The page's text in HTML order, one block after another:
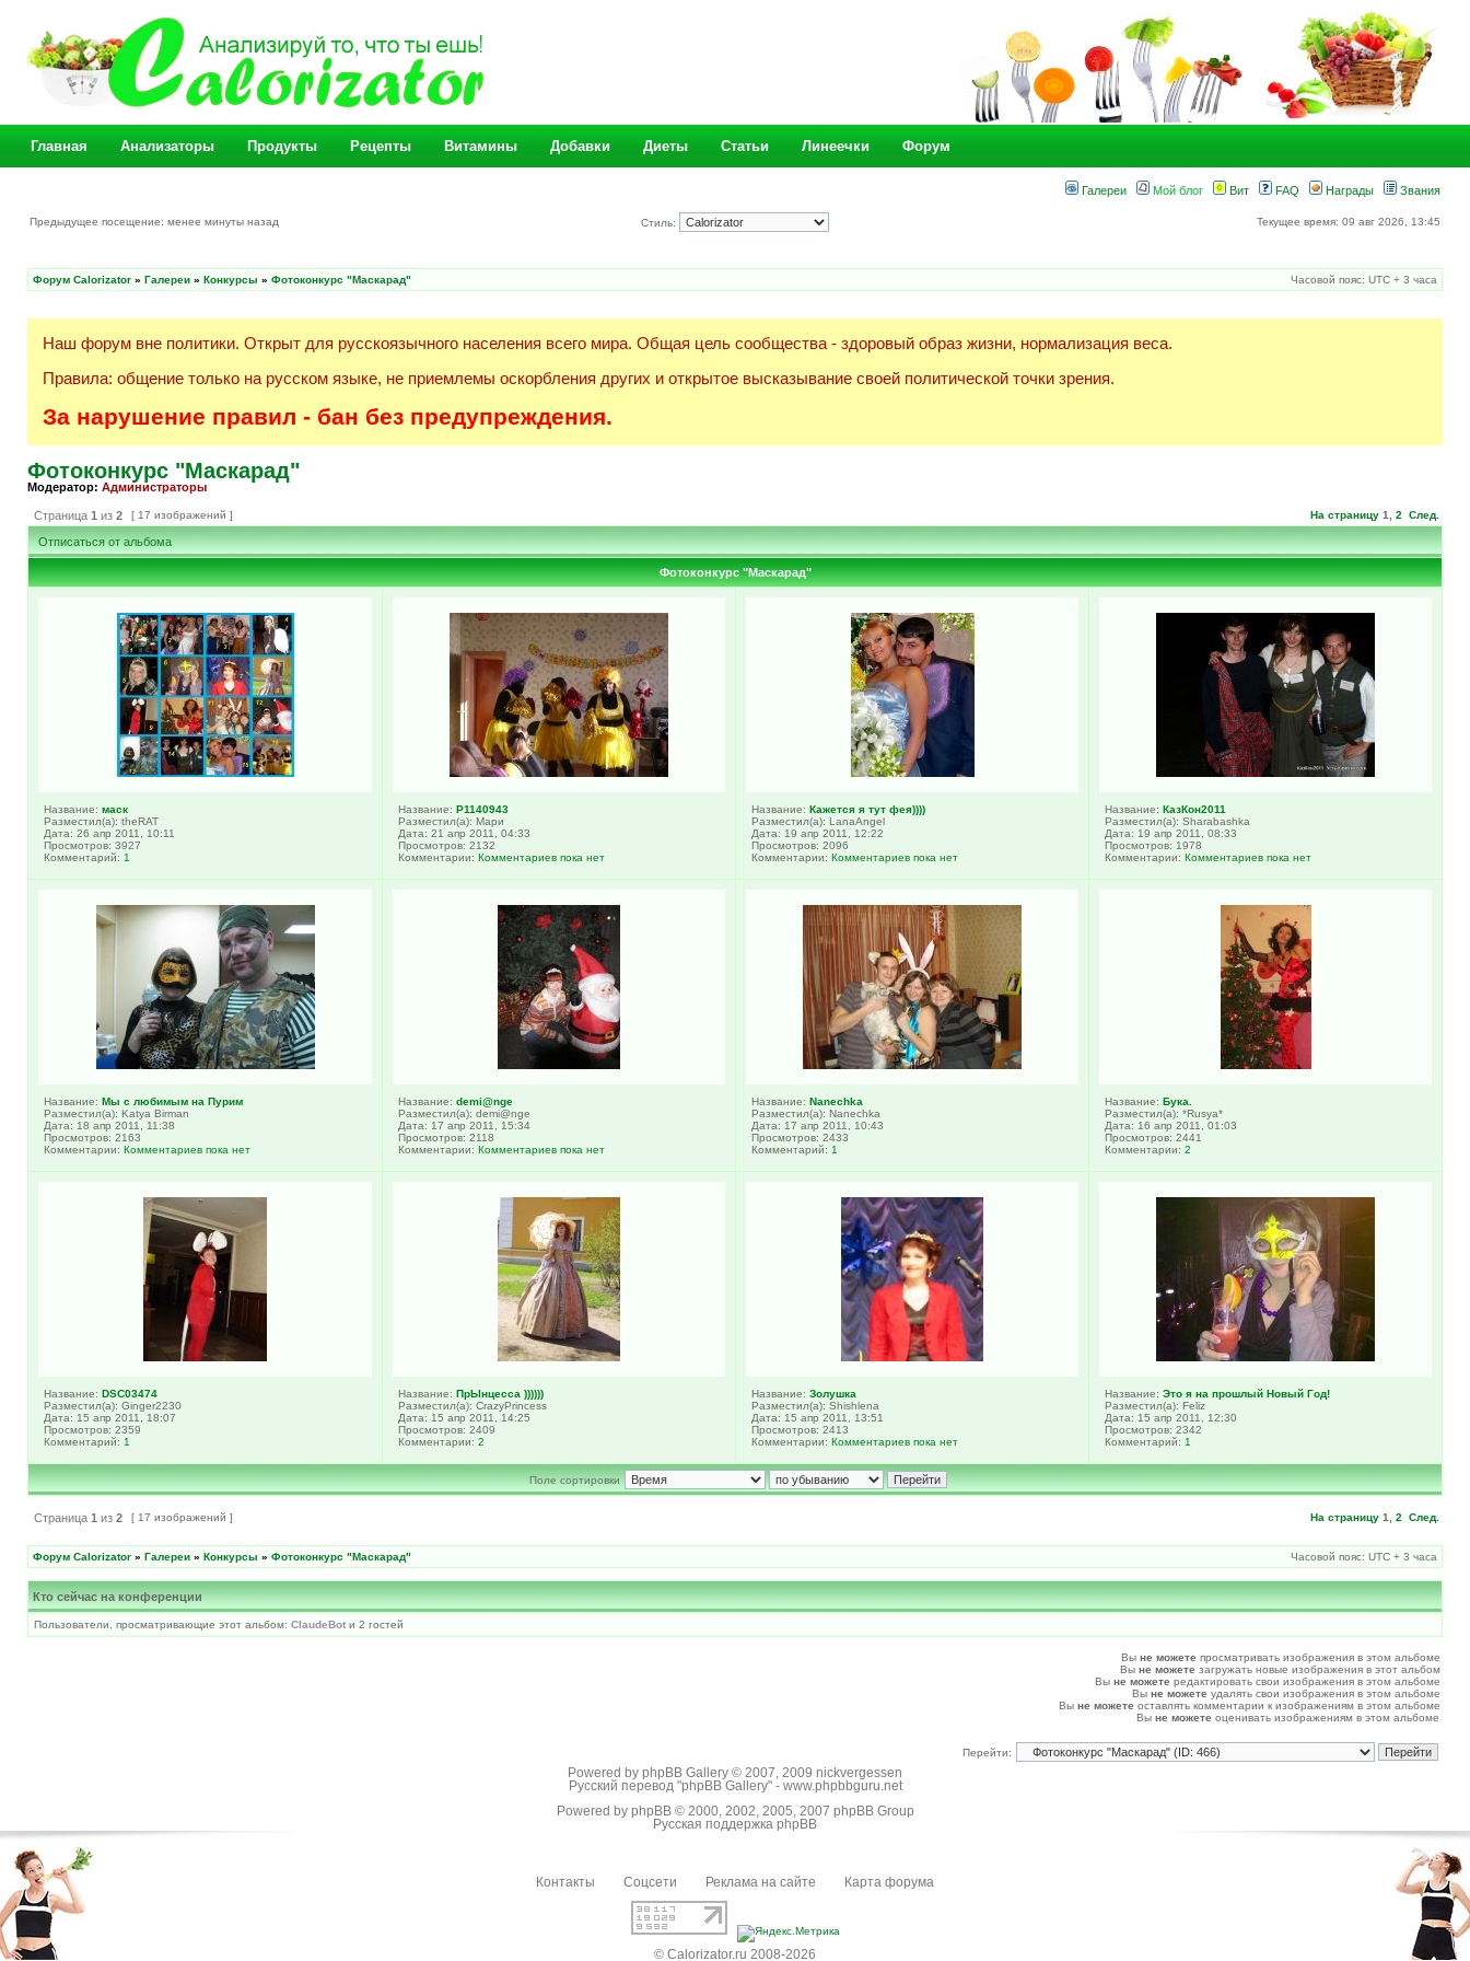
Главная Анализаторы Продукты Рецепты Витамины Добавки Диеты Статьи Линеечки Форум
Галереи Мой блог Вит FAQ Награды Звания
Предыдущее посещение: менее минуты назад Стиль: Текущее время: 09 авг 2026, 13:45
Форум Calorizator » Галереи » Конкурсы » Фотоконкурс "Маскарад" Часовой пояс: UTC + 3 часа
Наш форум вне политики. Открыт для русскоязычного населения всего мира. Общая цель сообщества - здоровый образ жизни, нормализация веса.
Правила: общение только на русском языке, не приемлемы оскорбления других и открытое высказывание своей политической точки зрения.
За нарушение правил - бан без предупреждения.
Фотоконкурс "Маскарад"
Модератор: Администраторы
Страница 1 из 2 [ 17 изображений ] На страницу 1 2 След.
Отписаться от альбома
Фотоконкурс "Маскарад"
Название: маск
Разместил(а): theRAT
Дата: 26 апр 2011, 10:11
Просмотров: 3927
Комментарий: 1
Название: P1140943
Разместил(а): Мари
Дата: 21 апр 2011, 04:33
Просмотров: 2132
Комментарии: Комментариев пока нет
Название: Кажется я тут фея))))
Разместил(а): LanaAngel
Дата: 19 апр 2011, 12:22
Просмотров: 2096
Комментарии: Комментариев пока нет
Название: КазКон2011
Разместил(а): Sharabashka
Дата: 19 апр 2011, 08:33
Просмотров: 1978
Комментарии: Комментариев пока нет
Название: Мы с любимым на Пурим
Разместил(а): Katya Birman
Дата: 18 апр 2011, 11:38
Просмотров: 2163
Комментарии: Комментариев пока нет
Название: demi@nge
Разместил(а): demi@nge
Дата: 17 апр 2011, 15:34
Просмотров: 2118
Комментарии: Комментариев пока нет
Название: Nanechka
Разместил(а): Nanechka
Дата: 17 апр 2011, 10:43
Просмотров: 2433
Комментарий: 1
Название: Бука.
Разместил(а): *Rusya*
Дата: 16 апр 2011, 01:03
Просмотров: 2441
Комментарии: 2
Название: DSC03474
Разместил(а): Ginger2230
Дата: 15 апр 2011, 18:07
Просмотров: 2359
Комментарий: 1
Название: ПрЫнцесса ))))))
Разместил(а): CrazyPrincess
Дата: 15 апр 2011, 14:25
Просмотров: 2409
Комментарии: 2
Название: Золушка
Разместил(а): Shishlena
Дата: 15 апр 2011, 13:51
Просмотров: 2413
Комментарии: Комментариев пока нет
Название: Это я на прошлый Новый Год!
Разместил(а): Feliz
Дата: 15 апр 2011, 12:30
Просмотров: 2342
Комментарий: 1
Поле сортировки
Страница 1 из 2 [ 17 изображений ] На страницу 1 2 След.
Форум Calorizator » Галереи » Конкурсы » Фотоконкурс "Маскарад" Часовой пояс: UTC + 3 часа
Кто сейчас на конференции
Пользователи, просматривающие этот альбом: ClaudeBot и 2 гостей
Вы не можете просматривать изображения в этом альбоме
Вы не можете загружать новые изображения в этот альбом
Вы не можете редактировать свои изображения в этом альбоме
Вы не можете удалять свои изображения в этом альбоме
Вы не можете оставлять комментарии к изображениям в этом альбоме
Вы не можете оценивать изображениям в этом альбоме
Перейти:
Powered by phpBB Gallery © 2007, 2009 nickvergessen
Русский перевод "phpBB Gallery" - www.phpbbguru.net
Powered by phpBB© 2000, 2002, 2005, 2007 phpBB Group
Русская поддержка phpBB
Контакты Соцсети Реклама на сайте Карта форума
© Calorizator.ru 2008-2026